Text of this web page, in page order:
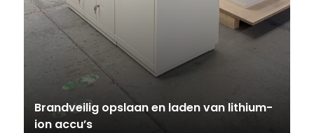
Brandveilig opslaan en laden van lithium-
ion accu’s